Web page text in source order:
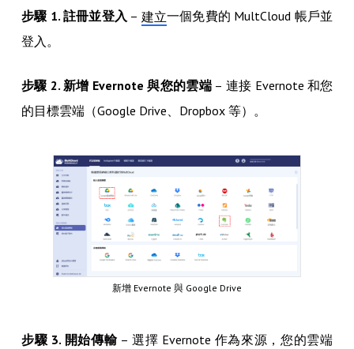
步驟 1. 註冊並登入 – 建立一個免費的 MultCloud 帳戶並
登入。
步驟 2. 新增 Evernote 與您的雲端– 連接 Evernote 和您
的目標雲端（Google Drive、Dropbox 等）。
新增 Evernote 與 Google Drive
步驟 3. 開始傳輸– 選擇 Evernote 作為來源，您的雲端